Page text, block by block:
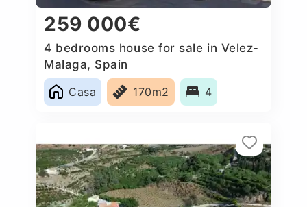
259 000€
4 bedrooms house for sale in Velez-
Malaga, Spain
Casa
170m2 4